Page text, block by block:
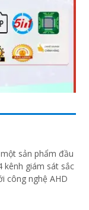
sản phẩm đầu
kênh giám sát sắc